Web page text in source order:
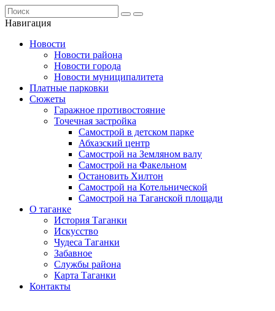
Навигация
Новости
Новости района
Новости города
Новости муниципалитета
Платные парковки
Сюжеты
Гаражное противостояние
Точечная застройка
Самострой в детском парке
Абхазский центр
Самострой на Земляном валу
Самострой на Факельном
Остановить Хилтон
Самострой на Котельнической
Самострой на Таганской площади
О таганке
История Таганки
Искусство
Чудеса Таганки
Забавное
Службы района
Карта Таганки
Контакты